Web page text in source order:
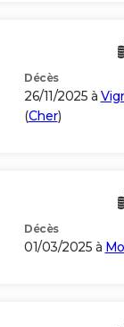
Décès
26/11/2025 à
(Cher)
Décès
01/03/2025 à